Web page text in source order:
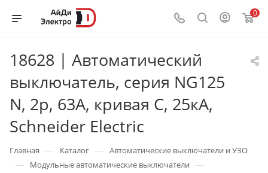
0
18628 | Автоматический
выключатель, серия NG125
N, 2p, 63А, кривая C, 25кА,
Schneider Electric
Главная — Каталог — Автоматические выключатели и УЗО
— Модульные автоматические выключатели —